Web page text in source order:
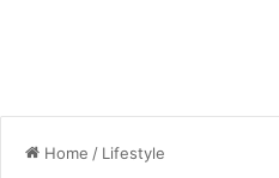
Home / Lifestyle